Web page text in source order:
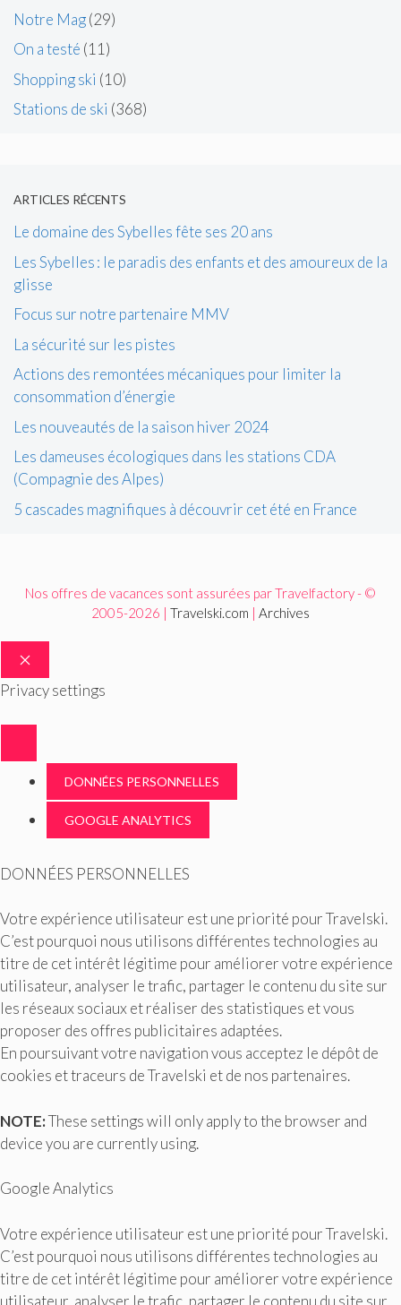
Notre Mag(29)
On a testé (11)
Shopping ski (10)
Stations de ski (368)
ARTICLES RÉCENTS
Le domaine des Sybelles fête ses 20 ans
Les Sybelles : le paradis des enfants et des amoureux de la
glisse
Focus sur notre partenaire MMV
La sécurité sur les pistes
Actions des remontées mécaniques pour limiter la
consommation d’énergie
Les nouveautés de la saison hiver 2024
Les dameuses écologiques dans les stations CDA
(Compagnie des Alpes)
5 cascades magnifiques à découvrir cet été en France
Nos offres de vacances sont assurées par Travelfactory - ©
2005-2026 | Travelski.com | Archives
FERMER
Privacy settings
DONNÉES PERSONNELLES
GOOGLE ANALYTICS
DONNÉES PERSONNELLES
Votre expérience utilisateur est une priorité pour Travelski.
C’est pourquoi nous utilisons différentes technologies au
titre de cet intérêt légitime pour améliorer votre expérience
utilisateur, analyser le trafic, partager le contenu du site sur
les réseaux sociaux et réaliser des statistiques et vous
proposer des offres publicitaires adaptées.
En poursuivant votre navigation vous acceptez le dépôt de
cookies et traceurs de Travelski et de nos partenaires.
NOTE:These settings will only apply to the browser and
device you are currently using.
Google Analytics
Votre expérience utilisateur est une priorité pour Travelski.
C’est pourquoi nous utilisons différentes technologies au
titre de cet intérêt légitime pour améliorer votre expérience
utilisateur, analyser le trafic, partager le contenu du site sur